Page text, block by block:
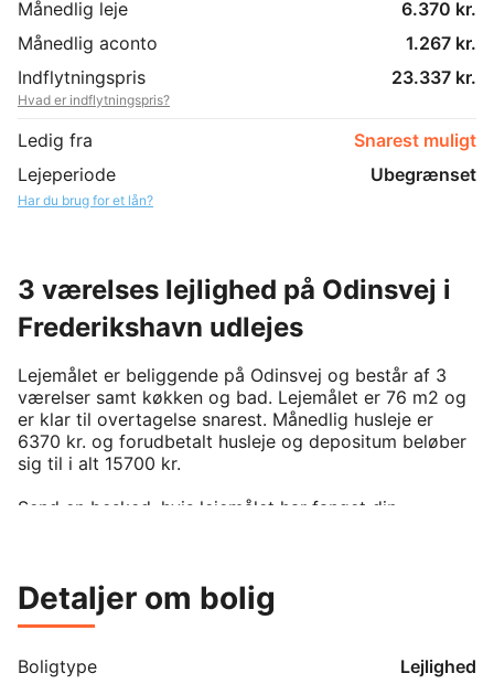
Månedlig leje
6.370 kr.
Månedlig aconto
1.267 kr.
Indflytningspris
23.337 kr.
Hvad er indflytningspris?
Ledig fra
Snarest muligt
Lejeperiode
Ubegrænset
Har du brug for et lån?
3 værelses lejlighed på Odinsvej i
Frederikshavn udlejes
Lejemålet er beliggende på Odinsvej og består af 3
værelser samt køkken og bad. Lejemålet er 76 m2 og
er klar til overtagelse snarest. Månedlig husleje er
6370 kr. og forudbetalt husleje og depositum beløber
sig til i alt 15700 kr.
Send en besked, hvis lejemålet har fanget din
kun reelt ledige boliger uden eksisterende venteliste
på annonceringstidspunktet. Venligst kontakt udlejer
Detaljer om bolig
Boligtype
Lejlighed